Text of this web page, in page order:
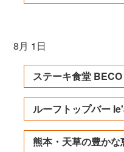
8月 1日
ステーキ食堂 BECO
ルーフトップバー
熊本・天草の豊か